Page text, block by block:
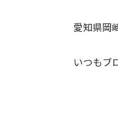
愛知県岡
いつもブ